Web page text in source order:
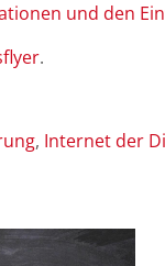
und den
.
Internet der